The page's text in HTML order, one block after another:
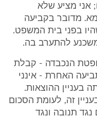
אני מציע שלא
מדובר בקביעה
בפני בית המשפט.
להתערב בה.
הנכבדה - קבלת
האחרת - אינני
בעניין ההוצאות.
זה, לעומת הסכום
תנובה ונגד